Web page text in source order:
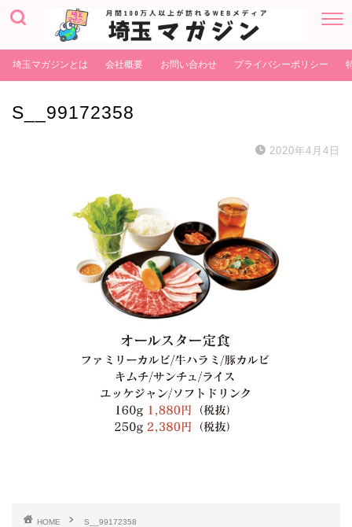
埼玉マガジンとは 会社概要 お問い合わせ プライバシーポリシー
S__99172358
2020年4月4日
HOME S__99172358